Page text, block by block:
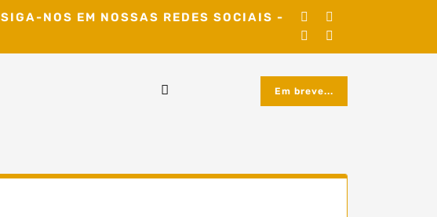
SIGA-NOS EM NOSSAS REDES SOCIAIS -
Em breve...